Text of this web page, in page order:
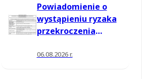
Powiadomienie o
wystąpieniu ryzaka
przekroczenia
informowania dla
06.08.2026 r.